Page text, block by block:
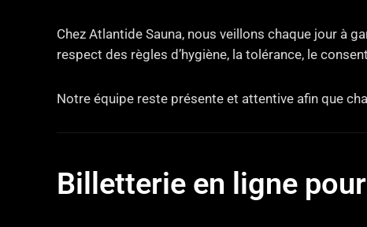
Chez Atlantide Sauna, nous veillons chaque jour à
respect des règles d’hygiène, la tolérance, le
Notre équipe reste présente et attentive afin que
Billetterie en ligne